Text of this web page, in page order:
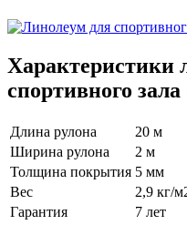
Характеристики
спортивного
Длина рулона
20 м
Ширина рулона
2 м
Толщина покрытия 5 мм
Вес
2,9 кг/
Гарантия
7 лет